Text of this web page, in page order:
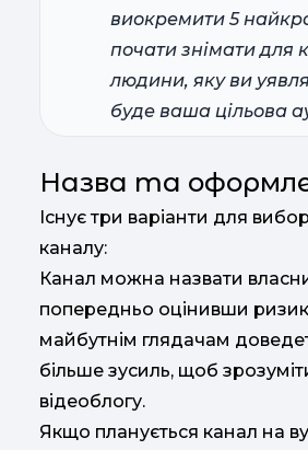
виокремити 5
почати знімати для
людини, яку ви
буде ваша цільова
Назва та
Існує три варіанти для
каналу:
Канал можна назвати
попередньо оцінивши
майбутнім глядачам
більше зусиль, щоб
відеоблогу.
Якщо планується канал на